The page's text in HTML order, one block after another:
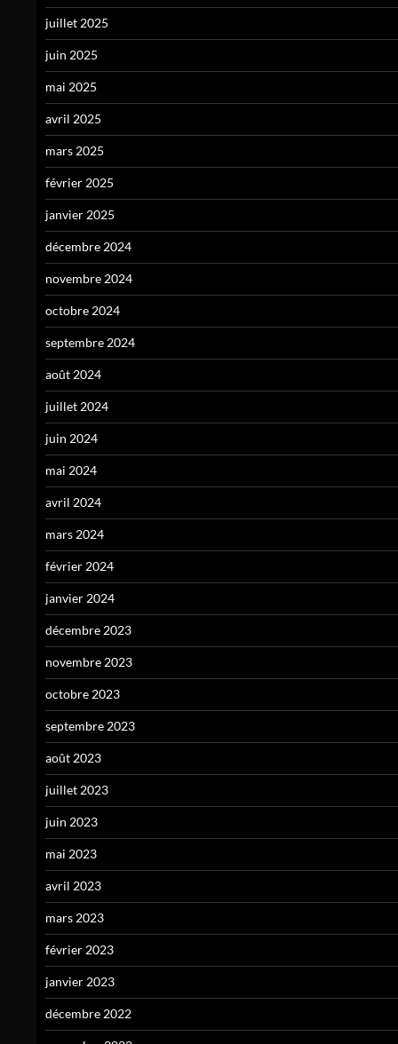
juillet 2025
juin 2025
mai 2025
avril 2025
mars 2025
février 2025
janvier 2025
décembre 2024
novembre 2024
octobre 2024
septembre 2024
août 2024
juillet 2024
juin 2024
mai 2024
avril 2024
mars 2024
février 2024
janvier 2024
décembre 2023
novembre 2023
octobre 2023
septembre 2023
août 2023
juillet 2023
juin 2023
mai 2023
avril 2023
mars 2023
février 2023
janvier 2023
décembre 2022